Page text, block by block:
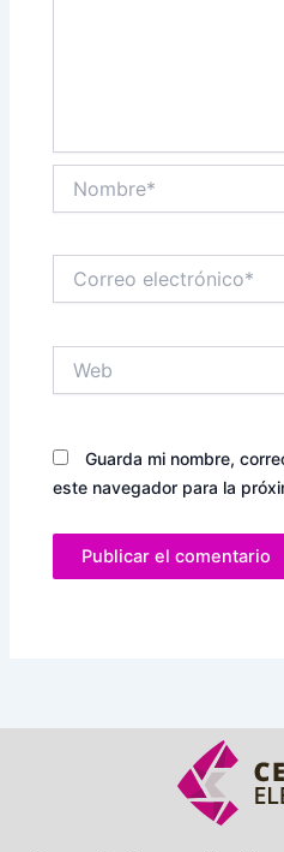
electrónico*
Guarda mi nombre,
este navegador para la